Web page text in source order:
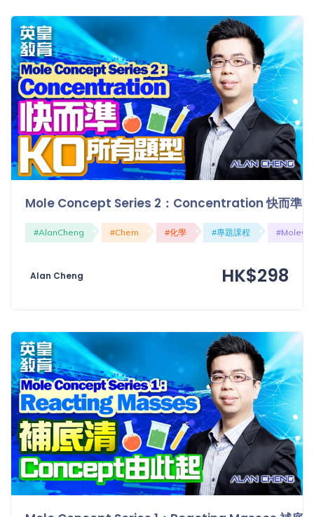
Mole Concept Series 2：Concentration 快而準
#AlanCheng #Chem #化學 #專題課程
Alan Cheng HK$298